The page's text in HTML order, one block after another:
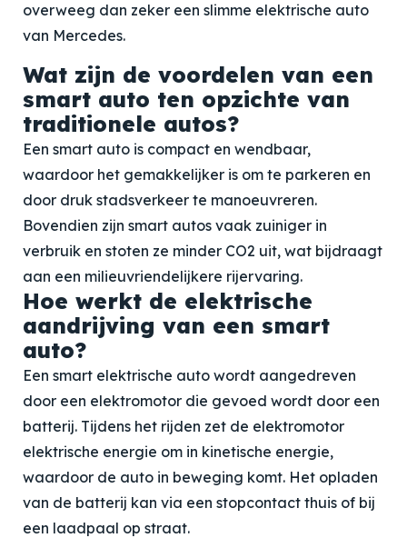
overweeg dan zeker een slimme elektrische auto
van Mercedes.
Wat zijn de voordelen van een
smart auto ten opzichte van
traditionele autos?
Een smart auto is compact en wendbaar,
waardoor het gemakkelijker is om te parkeren en
door druk stadsverkeer te manoeuvreren.
Bovendien zijn smart autos vaak zuiniger in
verbruik en stoten ze minder CO2 uit, wat bijdraagt
aan een milieuvriendelijkere rijervaring.
Hoe werkt de elektrische
aandrijving van een smart
auto?
Een smart elektrische auto wordt aangedreven
door een elektromotor die gevoed wordt door een
batterij. Tijdens het rijden zet de elektromotor
elektrische energie om in kinetische energie,
waardoor de auto in beweging komt. Het opladen
van de batterij kan via een stopcontact thuis of bij
een laadpaal op straat.